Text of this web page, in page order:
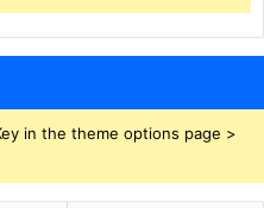
in the theme options page >